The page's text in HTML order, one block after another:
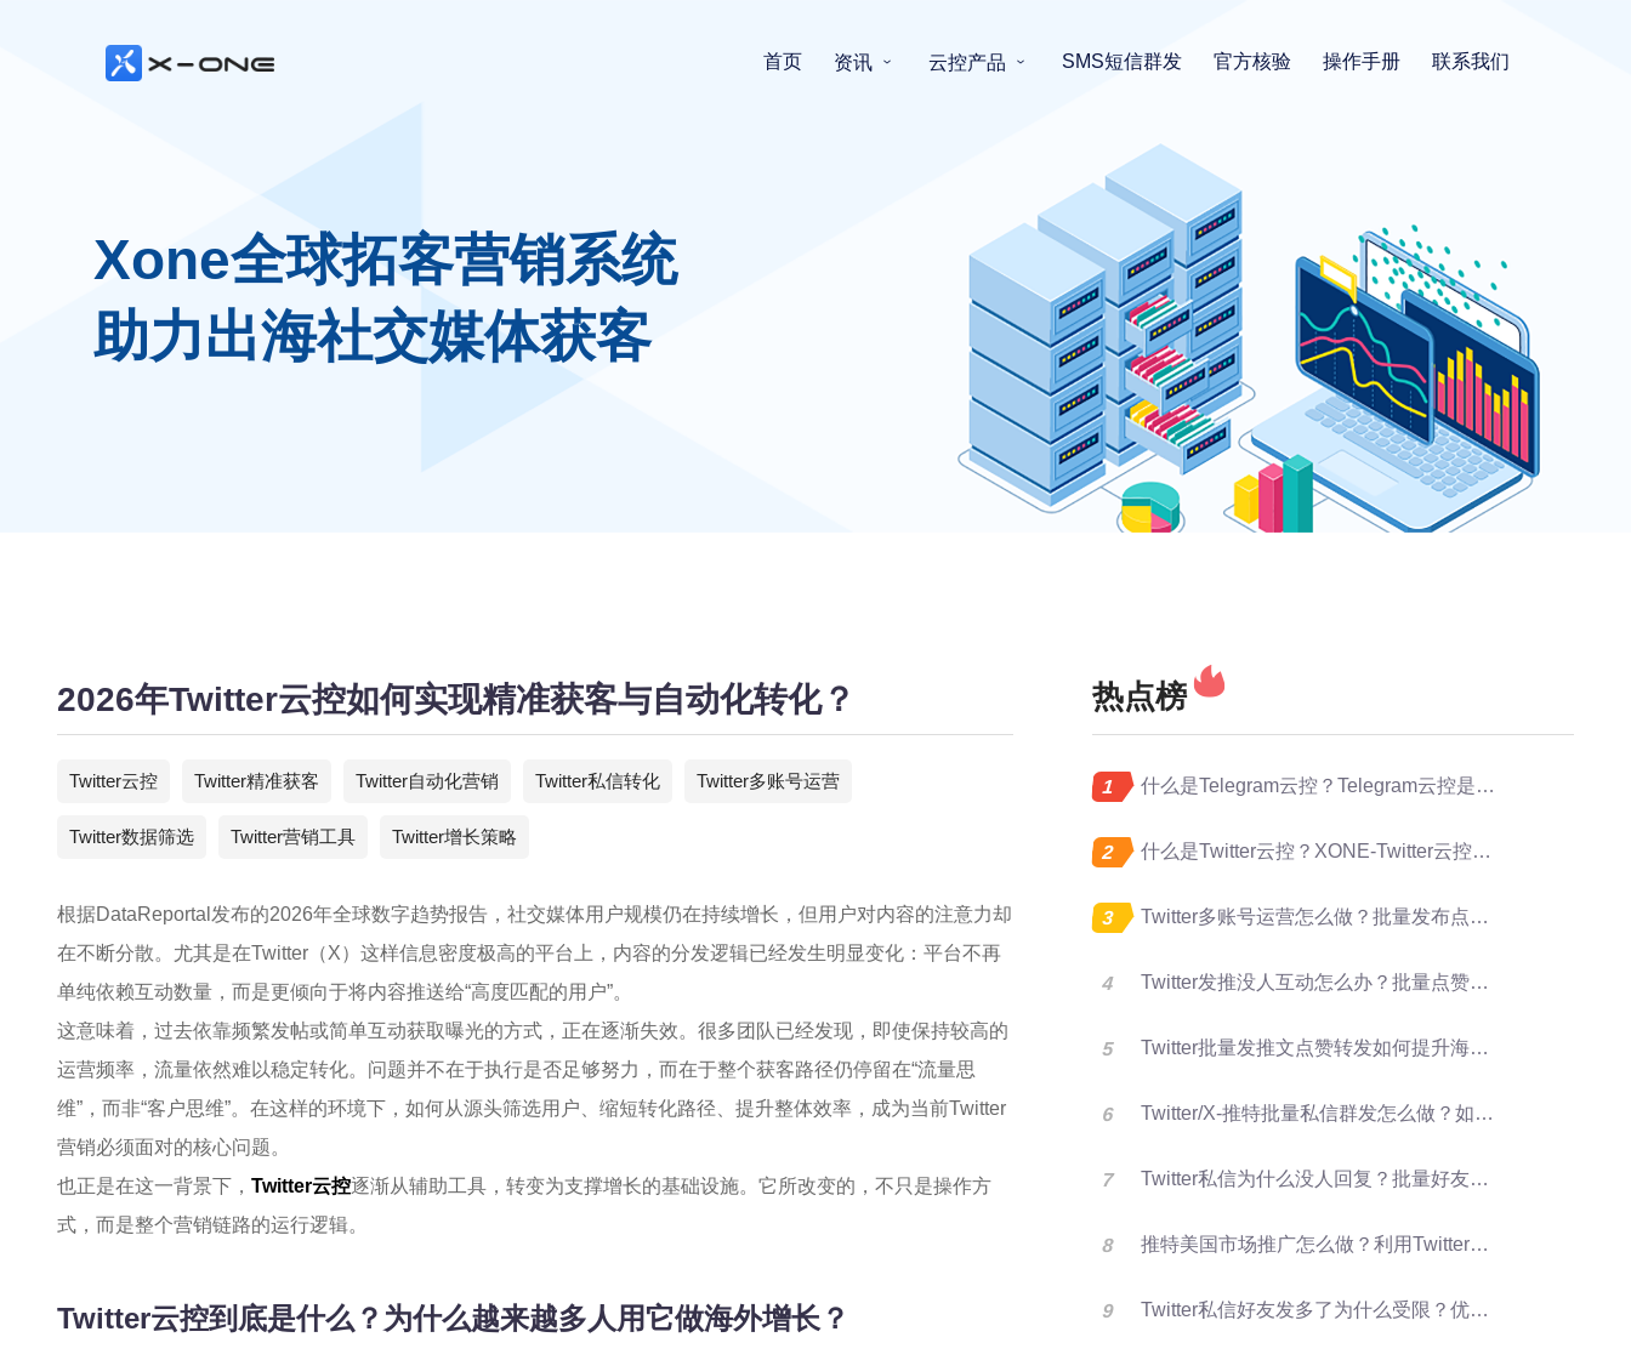
首页 资讯 云控产品 SMS短信群发 官方核验 操作手册 联系我们
Xone全球拓客营销系统
助力出海社交媒体获客
2026年Twitter云控如何实现精准获客与自动化转化？
Twitter云控 Twitter精准获客 Twitter自动化营销 Twitter私信转化 Twitter多账号运营
Twitter数据筛选 Twitter营销工具 Twitter增长策略
根据DataReportal 发布的2026年全球数字趋势报告，社交媒体用户规模仍在持续增长，但用户对内容的注意力却
在不断分散。尤其是在Twitter（X）这样信息密度极高的平台上，内容的分发逻辑已经发生明显变化：平台不再
单纯依赖互动数量，而是更倾向于将内容推送给“高度匹配的用户”。
这意味着，过去依靠频繁发帖或简单互动获取曝光的方式，正在逐渐失效。很多团队已经发现，即使保持较高的
运营频率，流量依然难以稳定转化。问题并不在于执行是否足够努力，而在于整个获客路径仍停留在“流量思
维”，而非“客户思维”。在这样的环境下，如何从源头筛选用户、缩短转化路径、提升整体效率，成为当前Twitter
营销必须面对的核心问题。
也正是在这一背景下， Twitter云控逐渐从辅助工具，转变为支撑增长的基础设施。它所改变的，不只是操作方
式，而是整个营销链路的运行逻辑。
Twitter云控到底是什么？为什么越来越多人用它做海外增长？
热点榜
什么是Telegram云控？Telegram云控是做什么的？
什么是Twitter云控？XONE-Twitter云控是做什么的？
Twitter多账号运营怎么做？批量发布点赞转发完整指南
Twitter发推没人互动怎么办？批量点赞评论转发提升曝光
Twitter批量发推文点赞转发如何提升海外账号矩阵运营效率？
Twitter/X-推特批量私信群发怎么做？如何提升推特转化率？
Twitter私信为什么没人回复？批量好友群发优化X营销效果的方法
推特美国市场推广怎么做？利用Twitter好友资源进行批量群发提升客户开发效率
Twitter私信好友发多了为什么受限？优化群发营销方法